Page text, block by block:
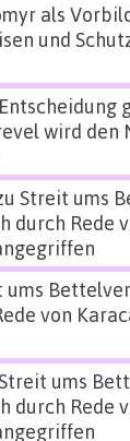
als
und
Entscheidung
wird den
Streit ums
durch Rede
ums
von
ums
durch Rede